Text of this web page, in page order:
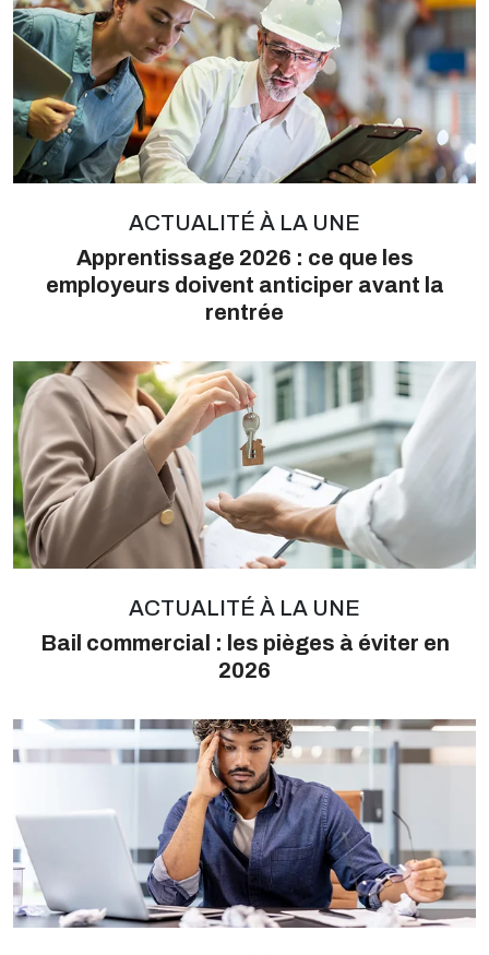
ACTUALITÉ À LA UNE
Apprentissage 2026 : ce que les
employeurs doivent anticiper avant la
rentrée
ACTUALITÉ À LA UNE
Bail commercial : les pièges à éviter en
2026